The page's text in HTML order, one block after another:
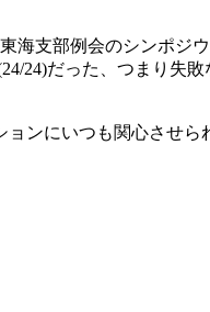
海支部例会のシンポ
だった、つまり失
ンにいつも関心させら